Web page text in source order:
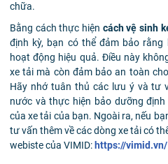
chữa.
Bằng cách thực hiện cách vệ sinh
định kỳ, bạn có thể đảm bảo
hoạt động hiệu quả. Điều này
xe tải mà còn đảm bảo an toàn
Hãy nhớ tuân thủ các lưu ý và tư
nước và thực hiện bảo dưỡng
của xe tải của bạn. Ngoài ra, nếu
tư vấn thêm về các dòng xe tải có
webiste của VIMID: https://vimid.vn/